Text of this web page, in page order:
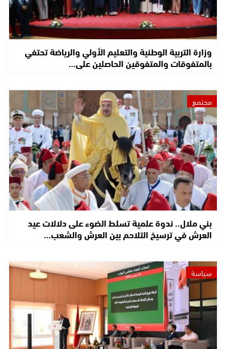
وزارة التربية الوطنية والتعليم الأولي والرياضة تحتفي
بالمتفوقات والمتفوقين الحاصلين على…
مجتمع
بني ملال.. ندوة علمية تسلط الضوء على دلالات عيد
العرش في ترسيخ التلاحم بين العرش والشعب…
سياسة